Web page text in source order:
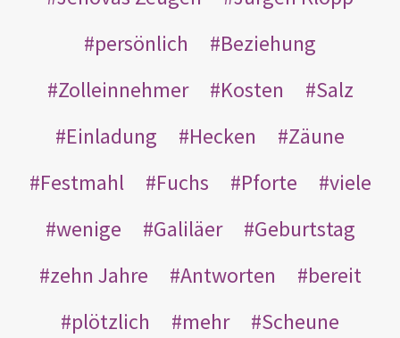
persönlich
Beziehung
Zolleinnehmer
Kosten
Salz
Einladung
Hecken
Zäune
Festmahl
Fuchs Pforte
viele
wenige
Galiläer
Geburtstag
zehn Jahre
Antworten
bereit
plötzlich
mehr Scheune